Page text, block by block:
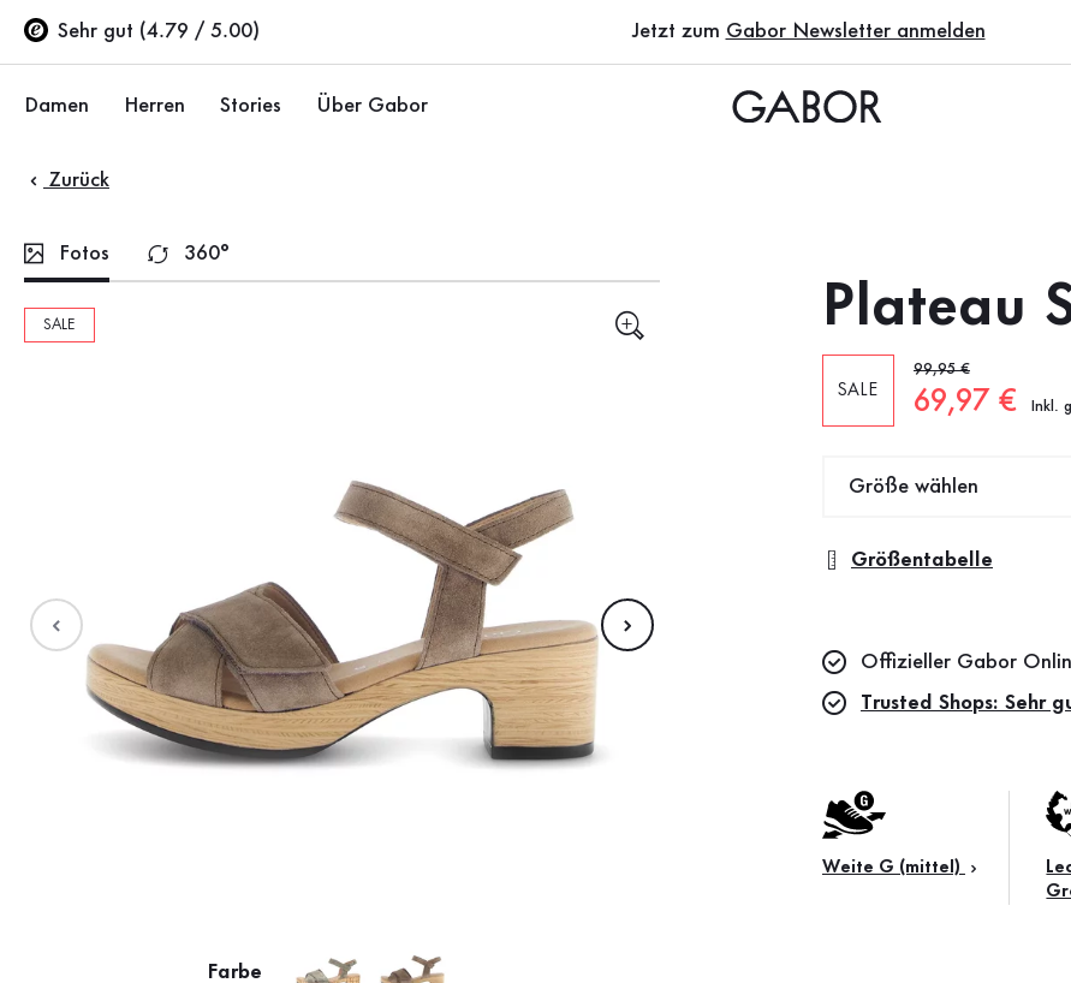
Zum Hauptinhalt
Zum Inhaltsverzeichnis
Zur Hauptnavigation
Sehr gut (4.79 / 5.00)
Jetzt zum Gabor Newsletter anmelden
Damen
Schuhe
Ballerinas
Sale %
Accessoires
Taschen
Herren
Sneaker
Stories Über Gabor
Zurück
Fotos 360°
SALE
Farbe
Plateau
SALE
Alter Preis
99,95 €
Neuer
69,97 € Inkl.
Größe wählen
Größentabelle
Offizieller Gabor
Trusted Shops: Sehr
Weite G (mittel)